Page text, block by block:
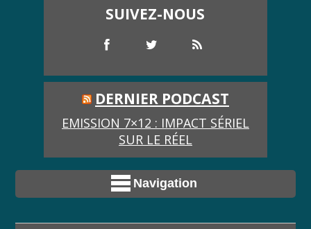
SUIVEZ-NOUS
DERNIER PODCAST
EMISSION 7×12 : IMPACT SÉRIEL
SUR LE RÉEL
Navigation